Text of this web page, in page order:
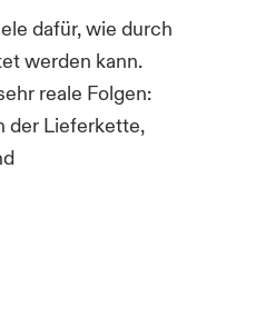
dafür, wie durch
werden kann.
reale Folgen:
der Lieferkette,